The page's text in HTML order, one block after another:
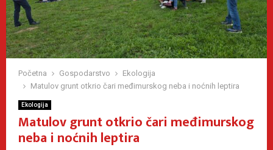
Početna Gospodarstvo
Ekologija
Matulov grunt otkrio čari međimurskog neba i noćnih leptira
Ekologija
Matulov grunt otkrio čari međimurskog
neba i noćnih leptira